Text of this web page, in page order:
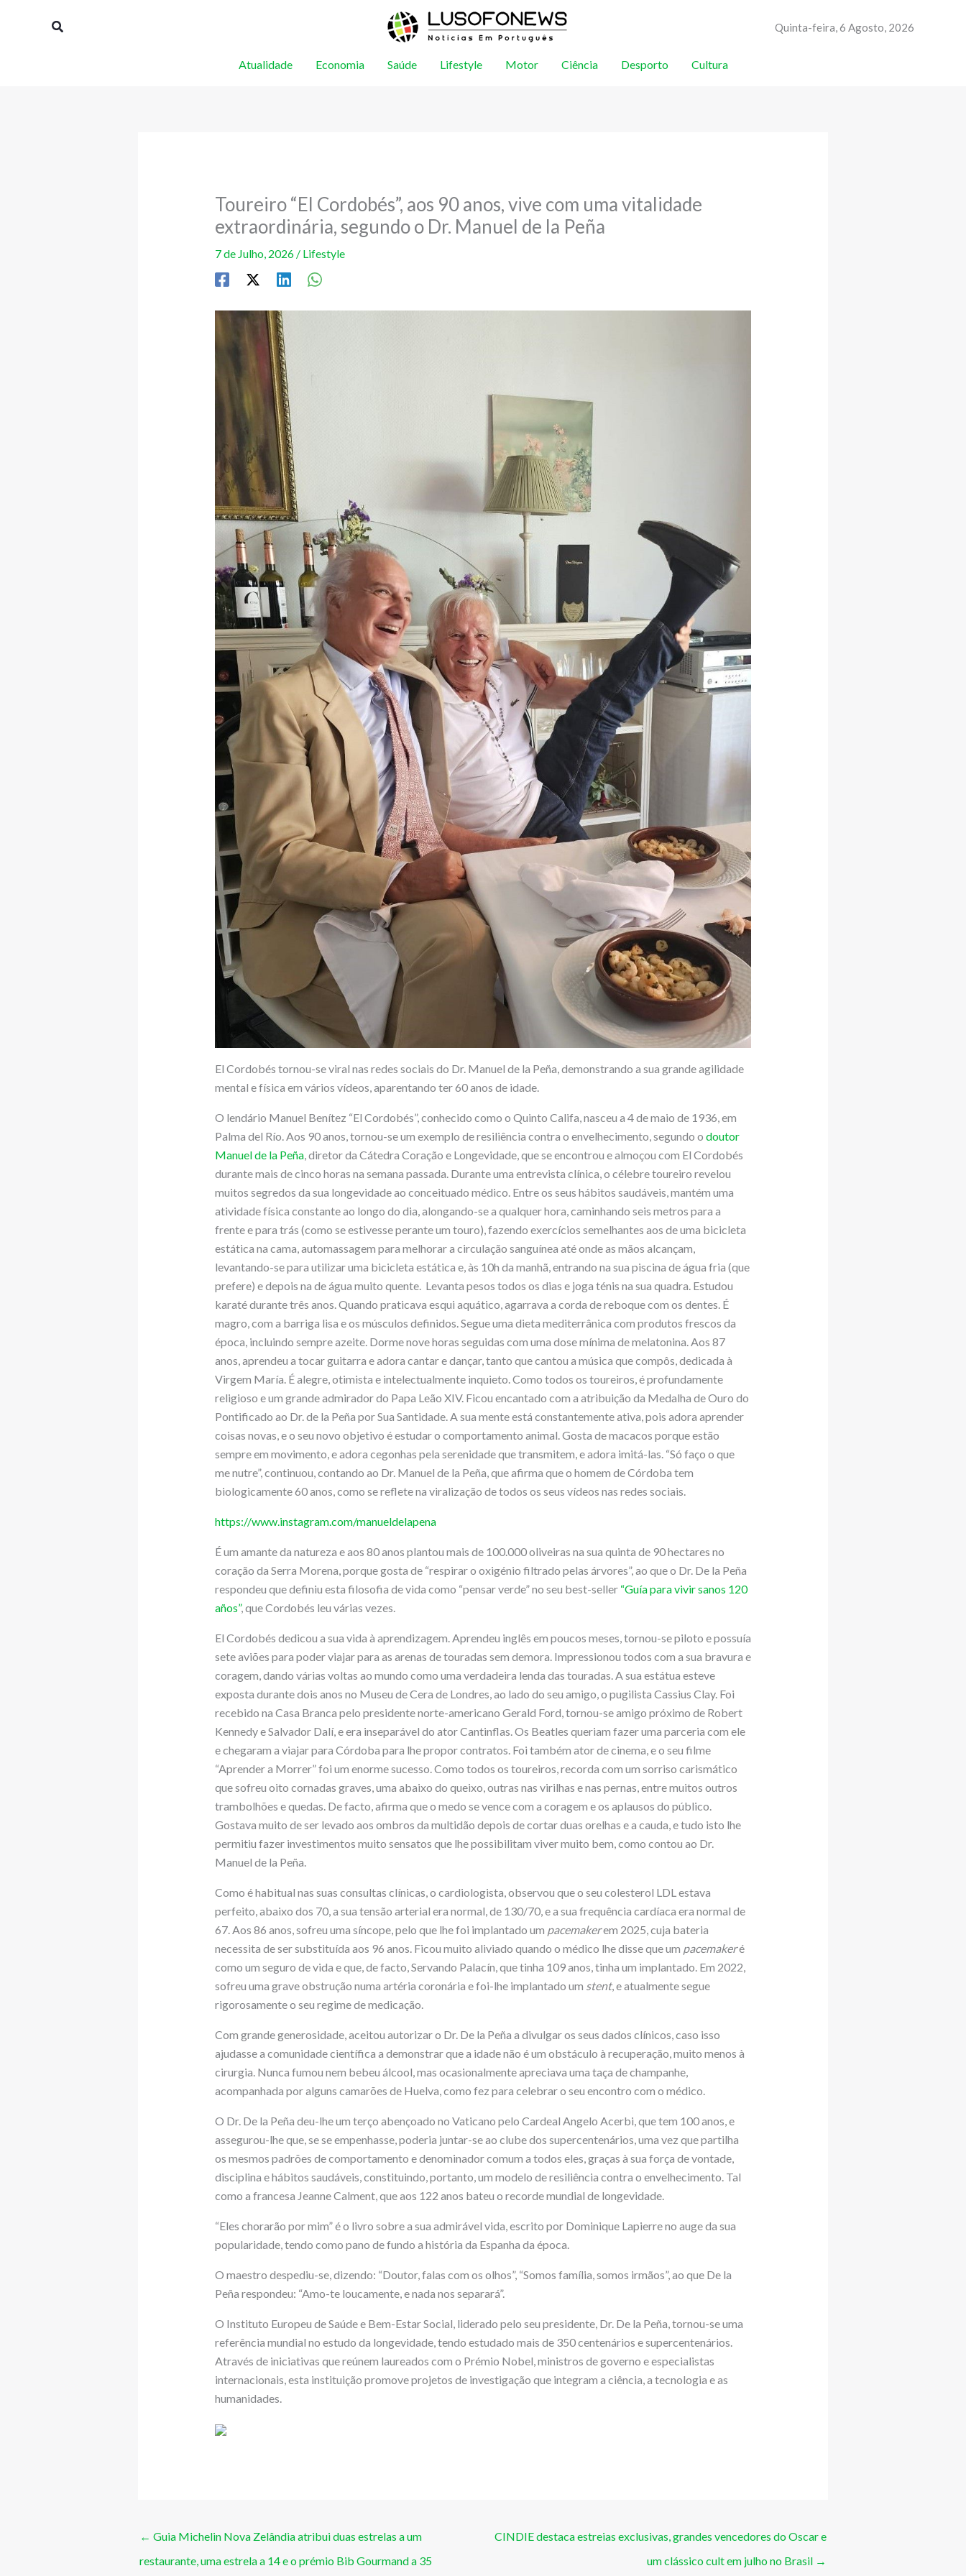
Procurar Quinta-feira, 6 Agosto, 2026
Atualidade Economia Saúde Lifestyle Motor Ciência Desporto Cultura
Toureiro “El Cordobés”, aos 90 anos, vive com uma vitalidade
extraordinária, segundo o Dr. Manuel de la Peña
7 de Julho, 2026 / Lifestyle
El Cordobés tornou-se viral nas redes sociais do Dr. Manuel de la Peña, demonstrando a sua grande agilidade
mental e física em vários vídeos, aparentando ter 60 anos de idade.
O lendário Manuel Benítez “El Cordobés”, conhecido como o Quinto Califa, nasceu a 4 de maio de 1936, em
Palma del Río. Aos 90 anos, tornou-se um exemplo de resiliência contra o envelhecimento, segundo o doutor
Manuel de la Peña, diretor da Cátedra Coração e Longevidade, que se encontrou e almoçou com El Cordobés
durante mais de cinco horas na semana passada. Durante uma entrevista clínica, o célebre toureiro revelou
muitos segredos da sua longevidade ao conceituado médico. Entre os seus hábitos saudáveis, mantém uma
atividade física constante ao longo do dia, alongando-se a qualquer hora, caminhando seis metros para a
frente e para trás (como se estivesse perante um touro), fazendo exercícios semelhantes aos de uma bicicleta
estática na cama, automassagem para melhorar a circulação sanguínea até onde as mãos alcançam,
levantando-se para utilizar uma bicicleta estática e, às 10h da manhã, entrando na sua piscina de água fria (que
prefere) e depois na de água muito quente. Levanta pesos todos os dias e joga ténis na sua quadra. Estudou
karaté durante três anos. Quando praticava esqui aquático, agarrava a corda de reboque com os dentes. É
magro, com a barriga lisa e os músculos definidos. Segue uma dieta mediterrânica com produtos frescos da
época, incluindo sempre azeite. Dorme nove horas seguidas com uma dose mínima de melatonina. Aos 87
anos, aprendeu a tocar guitarra e adora cantar e dançar, tanto que cantou a música que compôs, dedicada à
Virgem María. É alegre, otimista e intelectualmente inquieto. Como todos os toureiros, é profundamente
religioso e um grande admirador do Papa Leão XIV. Ficou encantado com a atribuição da Medalha de Ouro do
Pontificado ao Dr. de la Peña por Sua Santidade. A sua mente está constantemente ativa, pois adora aprender
coisas novas, e o seu novo objetivo é estudar o comportamento animal. Gosta de macacos porque estão
sempre em movimento, e adora cegonhas pela serenidade que transmitem, e adora imitá-las. “Só faço o que
me nutre”, continuou, contando ao Dr. Manuel de la Peña, que afirma que o homem de Córdoba tem
biologicamente 60 anos, como se reflete na viralização de todos os seus vídeos nas redes sociais.
https://www.instagram.com/manueldelapena
É um amante da natureza e aos 80 anos plantou mais de 100.000 oliveiras na sua quinta de 90 hectares no
coração da Serra Morena, porque gosta de “respirar o oxigénio filtrado pelas árvores”, ao que o Dr. De la Peña
respondeu que definiu esta filosofia de vida como “pensar verde” no seu best-seller “Guía para vivir sanos 120
años”, que Cordobés leu várias vezes.
El Cordobés dedicou a sua vida à aprendizagem. Aprendeu inglês em poucos meses, tornou-se piloto e possuía
sete aviões para poder viajar para as arenas de touradas sem demora. Impressionou todos com a sua bravura e
coragem, dando várias voltas ao mundo como uma verdadeira lenda das touradas. A sua estátua esteve
exposta durante dois anos no Museu de Cera de Londres, ao lado do seu amigo, o pugilista Cassius Clay. Foi
recebido na Casa Branca pelo presidente norte-americano Gerald Ford, tornou-se amigo próximo de Robert
Kennedy e Salvador Dalí, e era inseparável do ator Cantinflas. Os Beatles queriam fazer uma parceria com ele
e chegaram a viajar para Córdoba para lhe propor contratos. Foi também ator de cinema, e o seu filme
“Aprender a Morrer” foi um enorme sucesso. Como todos os toureiros, recorda com um sorriso carismático
que sofreu oito cornadas graves, uma abaixo do queixo, outras nas virilhas e nas pernas, entre muitos outros
trambolhões e quedas. De facto, afirma que o medo se vence com a coragem e os aplausos do público.
Gostava muito de ser levado aos ombros da multidão depois de cortar duas orelhas e a cauda, ​​e tudo isto lhe
permitiu fazer investimentos muito sensatos que lhe possibilitam viver muito bem, como contou ao Dr.
Manuel de la Peña.
Como é habitual nas suas consultas clínicas, o cardiologista, observou que o seu colesterol LDL estava
perfeito, abaixo dos 70, a sua tensão arterial era normal, de 130/70, e a sua frequência cardíaca era normal de
67. Aos 86 anos, sofreu uma síncope, pelo que lhe foi implantado um pacemakerem 2025, cuja bateria
necessita de ser substituída aos 96 anos. Ficou muito aliviado quando o médico lhe disse que um pacemakeré
como um seguro de vida e que, de facto, Servando Palacín, que tinha 109 anos, tinha um implantado. Em 2022,
sofreu uma grave obstrução numa artéria coronária e foi-lhe implantado um stent, e atualmente segue
rigorosamente o seu regime de medicação.
Com grande generosidade, aceitou autorizar o Dr. De la Peña a divulgar os seus dados clínicos, caso isso
ajudasse a comunidade científica a demonstrar que a idade não é um obstáculo à recuperação, muito menos à
cirurgia. Nunca fumou nem bebeu álcool, mas ocasionalmente apreciava uma taça de champanhe,
acompanhada por alguns camarões de Huelva, como fez para celebrar o seu encontro com o médico.
O Dr. De la Peña deu-lhe um terço abençoado no Vaticano pelo Cardeal Angelo Acerbi, que tem 100 anos, e
assegurou-lhe que, se se empenhasse, poderia juntar-se ao clube dos supercentenários, uma vez que partilha
os mesmos padrões de comportamento e denominador comum a todos eles, graças à sua força de vontade,
disciplina e hábitos saudáveis, constituindo, portanto, um modelo de resiliência contra o envelhecimento. Tal
como a francesa Jeanne Calment, que aos 122 anos bateu o recorde mundial de longevidade.
“Eles chorarão por mim” é o livro sobre a sua admirável vida, escrito por Dominique Lapierre no auge da sua
popularidade, tendo como pano de fundo a história da Espanha da época.
O maestro despediu-se, dizendo: “Doutor, falas com os olhos”, “Somos família, somos irmãos”, ao que De la
Peña respondeu: “Amo-te loucamente, e nada nos separará”.
O Instituto Europeu de Saúde e Bem-Estar Social, liderado pelo seu presidente, Dr. De la Peña, tornou-se uma
referência mundial no estudo da longevidade, tendo estudado mais de 350 centenários e supercentenários.
Através de iniciativas que reúnem laureados com o Prémio Nobel, ministros de governo e especialistas
internacionais, esta instituição promove projetos de investigação que integram a ciência, a tecnologia e as
humanidades.
← Guia Michelin Nova Zelândia atribui duas estrelas a um
restaurante, uma estrela a 14 e o prémio Bib Gourmand a 35
CINDIE destaca estreias exclusivas, grandes vencedores do Oscar e
um clássico cult em julho no Brasil →